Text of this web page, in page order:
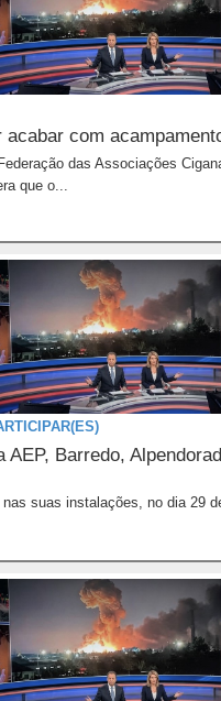
acabar com
das Associações
que o...
AEP, Barredo,
suas instalações, no dia 29